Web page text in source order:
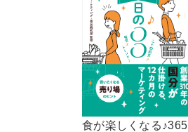
食が楽しくなる♪365